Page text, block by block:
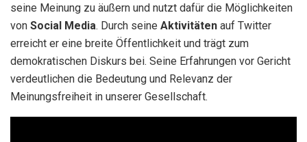
seine Meinung zu äußern und nutzt dafür die Möglichkeiten
von Social Media. Durch seine Aktivitäten auf Twitter
erreicht er eine breite Öffentlichkeit und trägt zum
demokratischen Diskurs bei. Seine Erfahrungen vor Gericht
verdeutlichen die Bedeutung und Relevanz der
Meinungsfreiheit in unserer Gesellschaft.